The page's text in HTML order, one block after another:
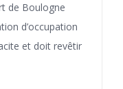
de Boulogne
d’occupation
et doit revêtir